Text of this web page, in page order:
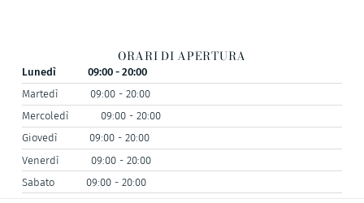
ORARI DI APERTURA
Lunedì
09:00 - 20:00
Martedì
09:00 - 20:00
Mercoledì
09:00 - 20:00
Giovedì
09:00 - 20:00
Venerdì
09:00 - 20:00
Sabato
09:00 - 20:00